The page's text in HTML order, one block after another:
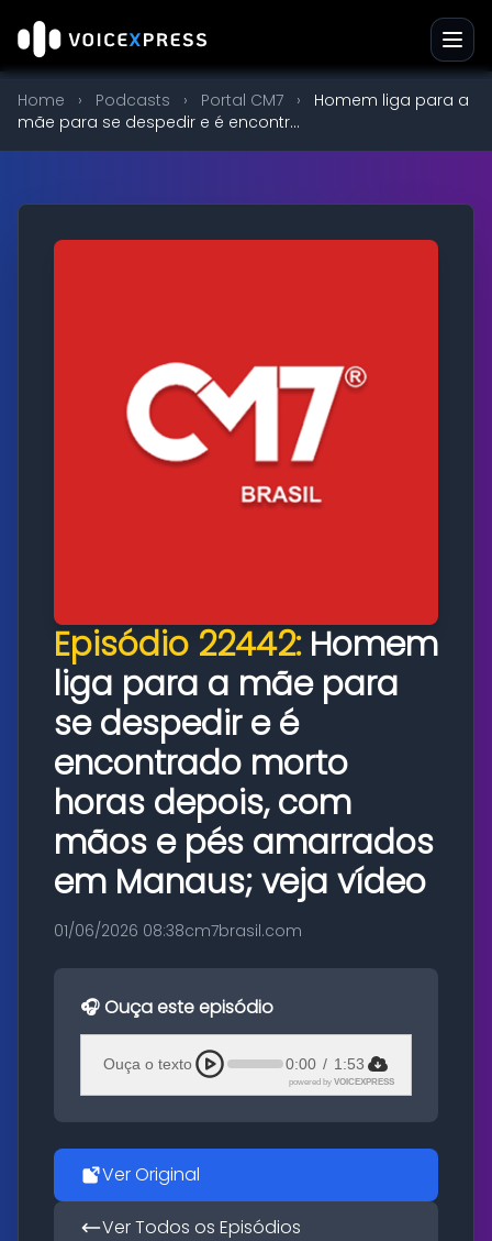
Home › Podcasts › Portal CM7 ›
Homem liga para a
mãe para se despedir e é encontr...
Episódio 22442: Homem
liga para a mãe para
se despedir e é
encontrado morto
horas depois, com
mãos e pés amarrados
em Manaus; veja vídeo
01/06/2026 08:38cm7brasil.com
🎧 Ouça este episódio
Ouça o texto 0:00 / 1:53
powered by VOICEXPRESS
Ver Original
Ver Todos os Episódios